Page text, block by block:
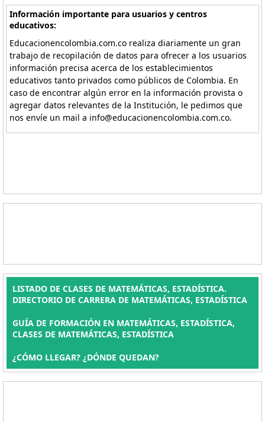
Información importante para usuarios y centros
educativos:
Educacionencolombia.com.co realiza diariamente un gran
trabajo de recopilación de datos para ofrecer a los usuarios
información precisa acerca de los establecimientos
educativos tanto privados como públicos de Colombia. En
caso de encontrar algún error en la información provista o
agregar datos relevantes de la Institución, le pedimos que
nos envíe un mail a info@educacionencolombia.com.co.
LISTADO DE CLASES DE MATEMÁTICAS, ESTADÍSTICA.
DIRECTORIO DE CARRERA DE MATEMÁTICAS, ESTADÍSTICA
GUÍA DE FORMACIÓN EN MATEMÁTICAS, ESTADÍSTICA,
CLASES DE MATEMÁTICAS, ESTADÍSTICA
¿CÓMO LLEGAR? ¿DÓNDE QUEDAN?